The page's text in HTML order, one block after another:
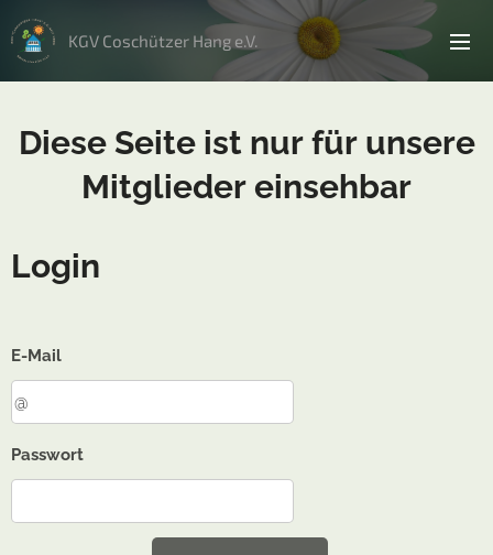
KGV Coschützer Hang e.V.
Diese Seite ist nur für unsere
Mitglieder einsehbar
Login
E-Mail
Passwort